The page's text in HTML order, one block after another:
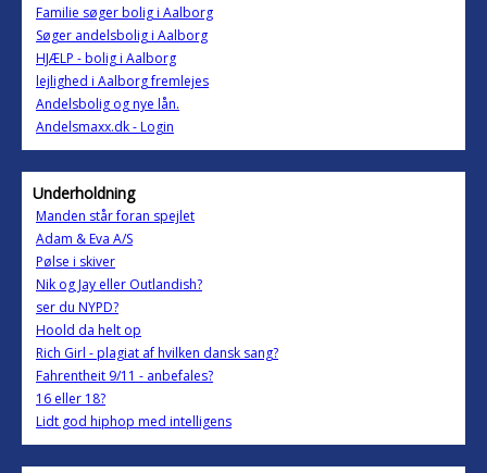
Familie søger bolig i Aalborg
Søger andelsbolig i Aalborg
HJÆLP - bolig i Aalborg
lejlighed i Aalborg fremlejes
Andelsbolig og nye lån.
Andelsmaxx.dk - Login
Underholdning
Manden står foran spejlet
Adam & Eva A/S
Pølse i skiver
Nik og Jay eller Outlandish?
ser du NYPD?
Hoold da helt op
Rich Girl - plagiat af hvilken dansk sang?
Fahrentheit 9/11 - anbefales?
16 eller 18?
Lidt god hiphop med intelligens